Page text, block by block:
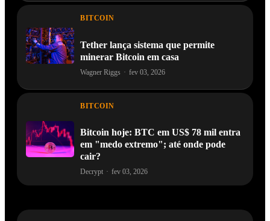
BITCOIN
Tether lança sistema que permite
minerar Bitcoin em casa
Wagner Riggs · fev 03, 2026
BITCOIN
Bitcoin hoje: BTC em US$ 78 mil entra
em "medo extremo"; até onde pode
cair?
Decrypt · fev 03, 2026